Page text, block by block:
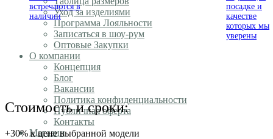
Уход за изделиями
Программа Лояльности
Записаться в шоу-рум
Оптовые Закупки
О компании
Концепция
Блог
Вакансии
Политика конфиденциальности
Публичная оферта
Контакты
Магазин
встречаются в
наличии
посадке и
качестве
которых мы
уверены
Стоимость и сроки:
+30% к цене выбранной модели